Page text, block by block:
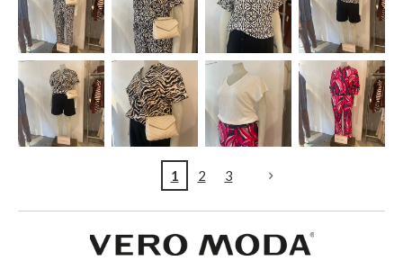
1 2 3